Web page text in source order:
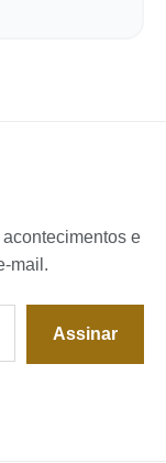
e
mail.
Assinar